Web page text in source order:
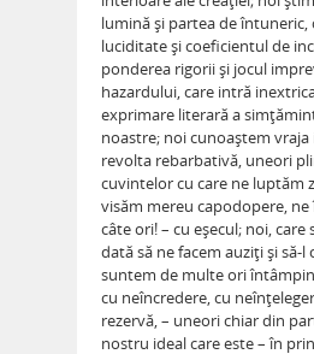
lumină şi partea de
luciditate şi coeficientul de
ponderea rigorii şi jocul
hazardului, care intră
exprimare literară a
noastre; noi cunoaştem vraja
revolta rebarbativă, uneori
cuvintelor cu care ne luptăm
visăm mereu capodopere,
câte ori! – cu eşecul; noi,
dată să ne facem auziţi şi să-
suntem de multe ori
cu neîncredere, cu
rezervă, – uneori chiar din
nostru ideal care este – în